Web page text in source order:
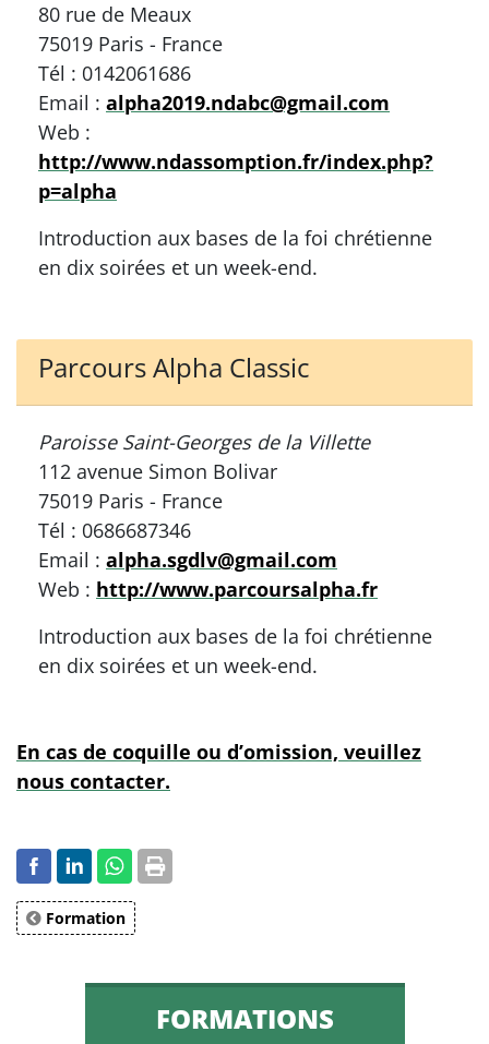
80 rue de Meaux
75019 Paris - France
Tél : 0142061686
Email : alpha2019.ndabc@gmail.com
Web :
http://www.ndassomption.fr/index.php?
p=alpha
Introduction aux bases de la foi chrétienne
en dix soirées et un week-end.
Parcours Alpha Classic
Paroisse Saint-Georges de la Villette
112 avenue Simon Bolivar
75019 Paris - France
Tél : 0686687346
Email : alpha.sgdlv@gmail.com
Web : http://www.parcoursalpha.fr
Introduction aux bases de la foi chrétienne
en dix soirées et un week-end.
En cas de coquille ou d’omission, veuillez
nous contacter.
Formation
FORMATIONS